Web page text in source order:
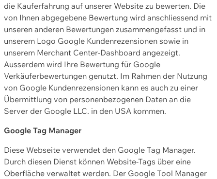
die Kauferfahrung auf unserer Website zu bewerten. Die
von Ihnen abgegebene Bewertung wird anschliessend mit
unseren anderen Bewertungen zusammengefasst und in
unserem Logo Google Kundenrezensionen sowie in
unserem Merchant Center-Dashboard angezeigt.
Ausserdem wird Ihre Bewertung für Google
Verkäuferbewertungen genutzt. Im Rahmen der Nutzung
von Google Kundenrezensionen kann es auch zu einer
Übermittlung von personenbezogenen Daten an die
Server der Google LLC. in den USA kommen.
Google Tag Manager
Diese Webseite verwendet den Google Tag Manager.
Durch diesen Dienst können Website-Tags über eine
Oberfläche verwaltet werden. Der Google Tool Manager